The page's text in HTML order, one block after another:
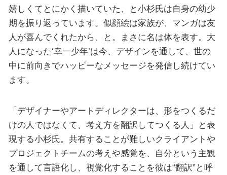
嬉しくてとにかく描いていた、と小杉氏は自身の幼少
期を振り返っています。似顔絵は家族が、マンガは友
人が喜んでくれたから、と。まさに名は体を表す。大
人になった‘幸一少年’は今、デザインを通して、世の
中に前向きでハッピーなメッセージを発信し続けてい
ます。
「デザイナーやアートディレクターは、形をつくるだ
けの人ではなくて、考え方を翻訳してつくる人」と表
現する小杉氏。共有することが難しいクライアントや
プロジェクトチームの考えや感覚を、自分という主観
を通して言語化し、視覚化することを彼は“翻訳”と呼